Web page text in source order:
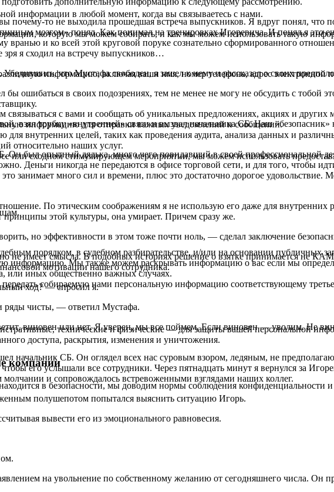
почему-то не выходила прошедшая встреча выпускников. Я вдруг понял, что
мозгом» понял. Как понимал на тренировках Игоревича. И понял я это
вранью и ко всей этой круговой поруке сознательно сформированного
я сходил на встречу выпускников…
что Мустафа свободен, я зашел к нему и рассказал о своих
бы ошибаться в своих подозрениях, тем не менее не могу не обсудить с тобой
взял трубку «внутренней» связи и вызвал начальника СБ. Наш «безопасник»
был опытный дядька, много чего повидавший в своей профессиональной
Деньги никогда не передаются в офисе торговой сети, и для того, чтобы
занимает много сил и времени, плюс это достаточно дорогое
По этическим соображениям я не использую его даже для внутренних
принципы этой культуры, она умирает. Причем сразу же.
но эффективности в этом тоже почти ноль, — сделал заключение
имеет смысла. В подобных историях решение о взятке принимается не
мотивации нашего сотрудника.
ход? — спросил я.
ряды чисты, — ответил Мустафа.
виновен или нет. Я уверен, мы все поймем. Если виновен — уволим. Не
начальник СБ. Он оглядел всех нас суровым взором, ледяным, не
его услышали все сотрудники. Через пятнадцать минут я вернулся за
и сопровождалось встревоженными взглядами наших коллег.
полушепотом попытался выяснить ситуацию Игорь.
вывести его из эмоционального равновесия.
на увольнение по собственному желанию от сегодняшнего числа. Он
информации в любой момент, когда вы связываетесь с нами.
которую мы можем собирать, и как мы можем использовать такую
информацию, включая ваши имя, номер телефона, адрес электронной
связываться с вами и сообщать об уникальных предложениях, акциях и
информацию для отправки важных уведомлений и сообщений.
внутренних целей, таких как проведения аудита, анализа данных и
относительно наших услуг.
или сходном стимулирующем мероприятии, мы можем использовать
порядком, в судебном разбирательстве, и/или на основании публичных
информацию. Мы также можем раскрывать информацию о вас если мы
или иных общественно важных случаях.
собираемую нами персональную информацию соответствующему
технические и физические — для защиты вашей персональной
доступа, раскрытия, изменения и уничтожения.
компании
в безопасности, мы доводим нормы соблюдения конфиденциальности